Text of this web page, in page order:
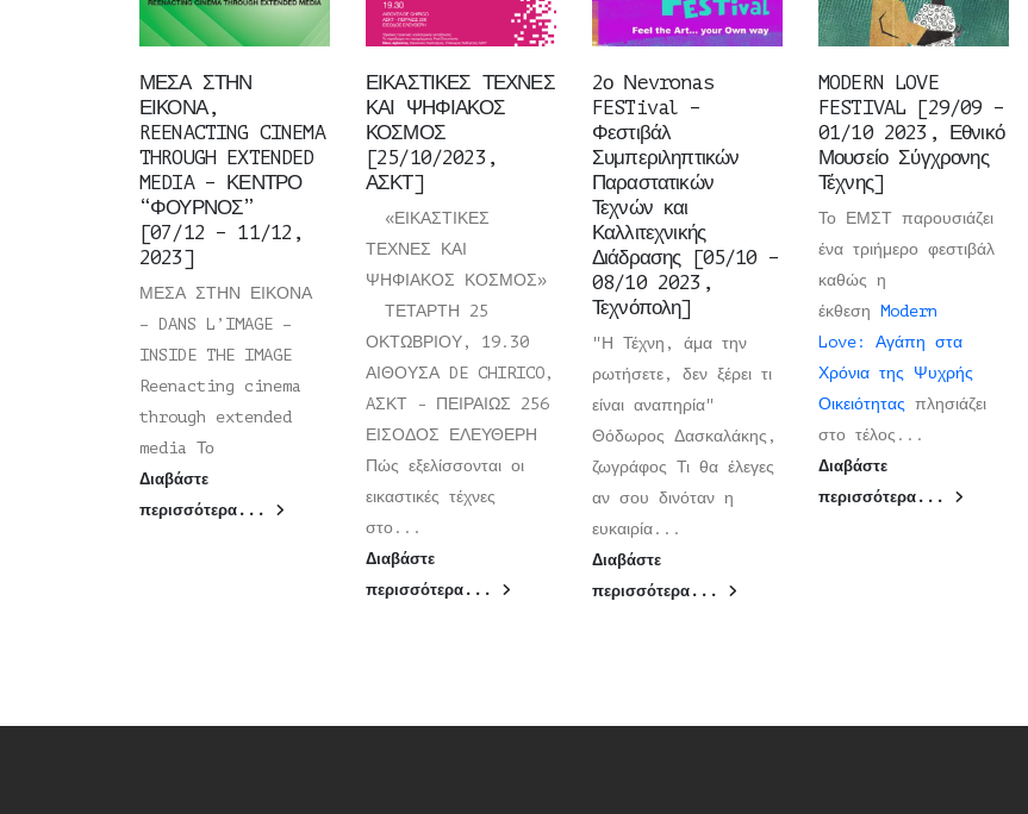
ΜΕΣΑ ΣΤΗΝ
ΕΙΚΟΝΑ,
REENACTING CINEMA
THROUGH EXTENDED
MEDIA – ΚΕΝΤΡΟ
“ΦΟΥΡΝΟΣ”
[07/12 – 11/12,
2023]
ΜΕΣΑ ΣΤΗΝ ΕΙΚΟΝΑ
– DANS L’IMAGE –
INSIDE THE IMAGE
Reenacting cinema
through extended
media Το
Διαβάστε
περισσότερα...
ΕΙΚΑΣΤΙΚΕΣ ΤΕΧΝΕΣ
ΚΑΙ ΨΗΦΙΑΚΟΣ
ΚΟΣΜΟΣ
[25/10/2023,
ΑΣΚΤ]
«ΕΙΚΑΣΤΙΚΕΣ
ΤΕΧΝΕΣ ΚΑΙ
ΨΗΦΙΑΚΟΣ ΚΟΣΜΟΣ»
ΤΕΤΑΡΤΗ 25
ΟΚΤΩΒΡΙΟΥ, 19.30
ΑΙΘΟΥΣΑ DE CHIRICO,
AΣΚΤ - ΠΕΙΡΑΙΩΣ 256
ΕΙΣΟΔΟΣ ΕΛΕΥΘΕΡΗ
Πώς εξελίσσονται οι
εικαστικές τέχνες
στο...
Διαβάστε
περισσότερα...
2ο Νevronas
FESTival –
Φεστιβάλ
Συμπεριληπτικών
Παραστατικών
Τεχνών και
Καλλιτεχνικής
Διάδρασης [05/10 –
08/10 2023,
Τεχνόπολη]
"Η Τέχνη, άμα την
ρωτήσετε, δεν ξέρει τι
είναι αναπηρία"
Θόδωρος Δασκαλάκης,
ζωγράφος Τι θα έλεγες
αν σου δινόταν η
ευκαιρία...
Διαβάστε
περισσότερα...
MODERN LOVE
FESTIVAL [29/09 –
01/10 2023, Εθνικό
Μουσείο Σύγχρονης
Τέχνης]
Το ΕΜΣΤ παρουσιάζει
ένα τριήμερο φεστιβάλ
καθώς η
έκθεση Modern
Love: Αγάπη στα
Χρόνια της Ψυχρής
Οικειότητας πλησιάζει
στο τέλος...
Διαβάστε
περισσότερα...